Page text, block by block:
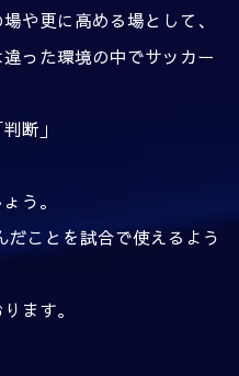
や更に高める場として、
った環境の中でサッカー
断」
う。
ことを試合で使えるよう
ます。